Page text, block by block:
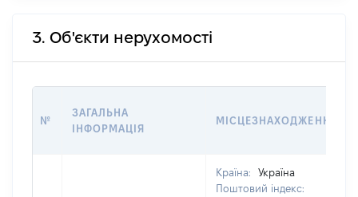
3. Об'єкти нерухомості
№
ЗАГАЛЬНА
ІНФОРМАЦІЯ
МІСЦЕЗНАХОДЖЕННЯ
Країна:
Україна
Поштовий індекс: